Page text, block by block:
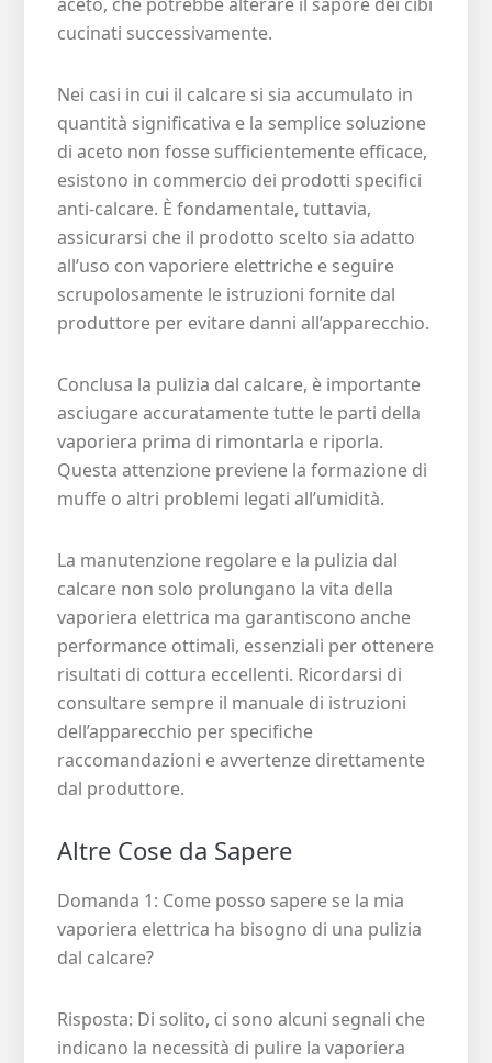
cucinati successivamente.
Nei casi in cui il calcare si sia accumulato in
quantità significativa e la semplice soluzione
di aceto non fosse sufficientemente efficace,
esistono in commercio dei prodotti specifici
anti-calcare. È fondamentale, tuttavia,
assicurarsi che il prodotto scelto sia adatto
all’uso con vaporiere elettriche e seguire
scrupolosamente le istruzioni fornite dal
produttore per evitare danni all’apparecchio.
Conclusa la pulizia dal calcare, è importante
asciugare accuratamente tutte le parti della
vaporiera prima di rimontarla e riporla.
Questa attenzione previene la formazione di
muffe o altri problemi legati all’umidità.
La manutenzione regolare e la pulizia dal
calcare non solo prolungano la vita della
vaporiera elettrica ma garantiscono anche
performance ottimali, essenziali per ottenere
risultati di cottura eccellenti. Ricordarsi di
consultare sempre il manuale di istruzioni
dell’apparecchio per specifiche
raccomandazioni e avvertenze direttamente
dal produttore.
Altre Cose da Sapere
Domanda 1: Come posso sapere se la mia
vaporiera elettrica ha bisogno di una pulizia
dal calcare?
Risposta: Di solito, ci sono alcuni segnali che
indicano la necessità di pulire la vaporiera